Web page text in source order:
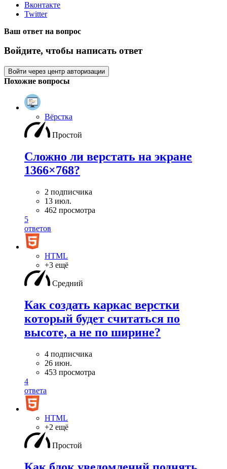
Вконтакте
Twitter
Ваш ответ на вопрос
Войдите, чтобы написать ответ
Войти через центр авторизации
Похожие вопросы
Вёрстка
Простой
Сложно ли верстать на экране
1366×768?
2 подписчика
13 июл.
462 просмотра
5
ответов
HTML
+3 ещё
Средний
Как создать каркас верстки
который будет считаться по
высоте, а не по ширине?
4 подписчика
26 июн.
453 просмотра
4
ответа
HTML
+2 ещё
Простой